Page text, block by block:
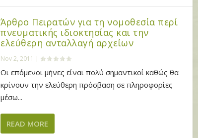
Άρθρο Πειρατών για τη νομοθεσία περί
πνευματικής ιδιοκτησίας και την
ελεύθερη ανταλλαγή αρχείων
Nov 2, 2011 |
Οι επόμενοι μήνες είναι πολύ σημαντικοί καθώς θα
κρίνουν την ελεύθερη πρόσβαση σε πληροφορίες
μέσω...
READ MORE